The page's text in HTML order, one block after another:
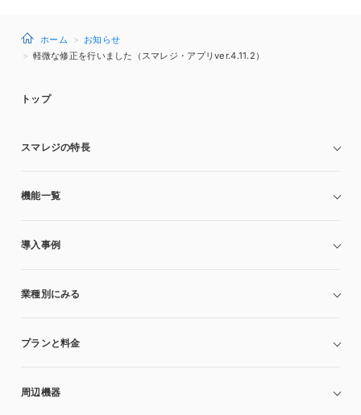
ホーム
お知らせ
軽微な修正を行いました（スマレジ・アプリver.4.11.2）
トップ
スマレジの特長
機能一覧
導入事例
業種別にみる
プランと料金
周辺機器